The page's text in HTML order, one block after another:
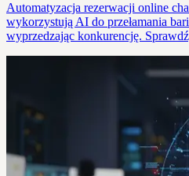
Automatyzacja rezerwacji online
wykorzystują AI do przełamania
wyprzedzając konkurencję.